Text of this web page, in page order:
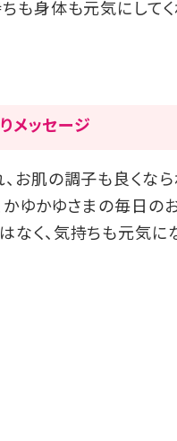
も身体も元気にして
メッセージ
お肌の調子も良くなら
かゆかゆさまの毎日の
なく、 気持ちも元気に